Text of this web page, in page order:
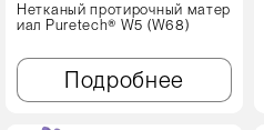
Нетканый протирочный матер
иал Puretech® W5 (W68)
Подробнее